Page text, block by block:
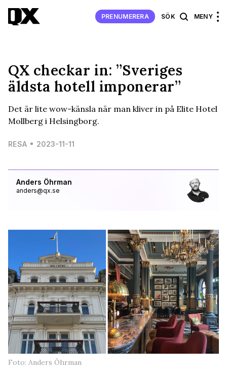
PRENUMERERA SÖK MENY
Anders Öhrman
anders@qx.se
QX checkar in: ”Sveriges
äldsta hotell imponerar”
Det är lite wow-känsla när man kliver in på Elite Hotel
Mollberg i Helsingborg.
RESA 2023-11-11
Foto: Anders Öhrman